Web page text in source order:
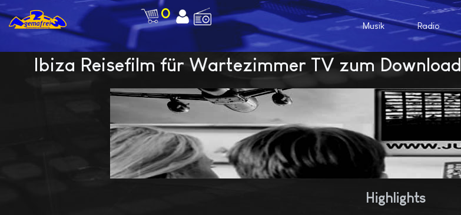
0
Musik Radio
Ibiza Reisefilm für Wartezimmer TV zum Download
Highlights